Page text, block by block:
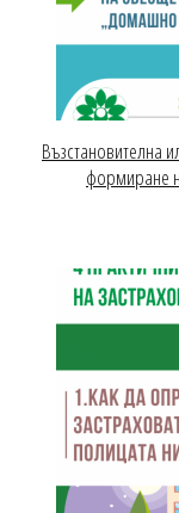
Възстановителна
формиране